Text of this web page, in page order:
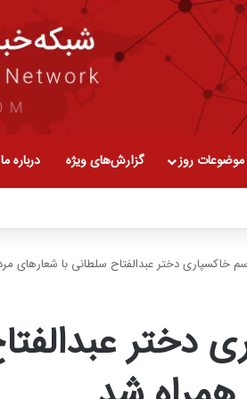
موضوعات روز گزارش‌های ویژه درباره ما
خاکسپاری دختر عبدالفتاح سلطانی با شعارهای
دختر